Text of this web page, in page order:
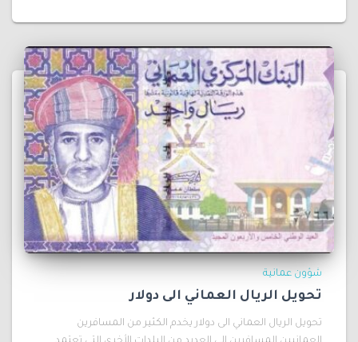
شؤون عمانية
تحويل الريال العماني الى دولار
تحويل الريال العماني الى دولار يخدم الكثير من المسافرين